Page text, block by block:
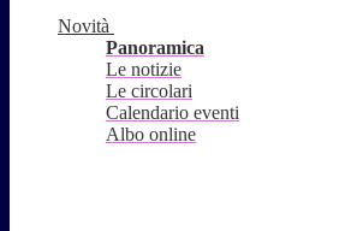
Novità
Panoramica
Le notizie
Le circolari
Calendario eventi
Albo online